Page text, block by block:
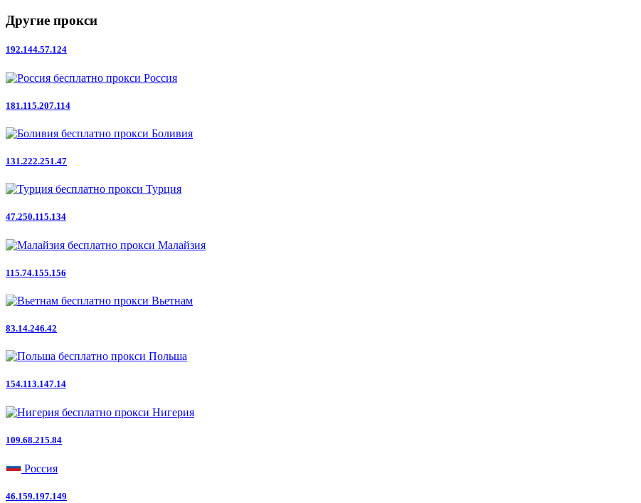
Другие прокси
192.144.57.124
Россия
181.115.207.114
Боливия
131.222.251.47
Турция
47.250.115.134
Малайзия
115.74.155.156
Вьетнам
83.14.246.42
Польша
154.113.147.14
Нигерия
109.68.215.84
Россия
46.159.197.149